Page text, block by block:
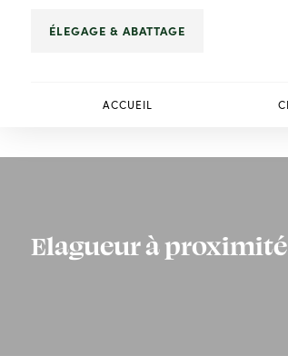
ÉLEGAGE & ABATTAGE
ACCUEIL
Elagueur à proximité